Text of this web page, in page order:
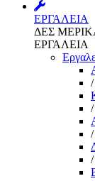
ΕΡΓΑΛΕΙΑ
ΔΕΣ
ΕΡΓΑΛΕΙΑ
/
/
/
/